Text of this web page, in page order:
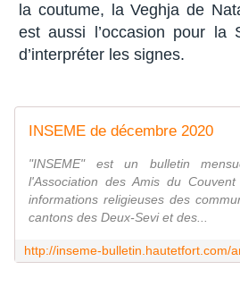
la coutume, la Veghja de
est aussi l’occasion pour la
d’interpréter les signes.
INSEME de décembre 2020
"INSEME" est un bulletin
l'Association des Amis du
informations religieuses des
cantons des Deux-Sevi et des...